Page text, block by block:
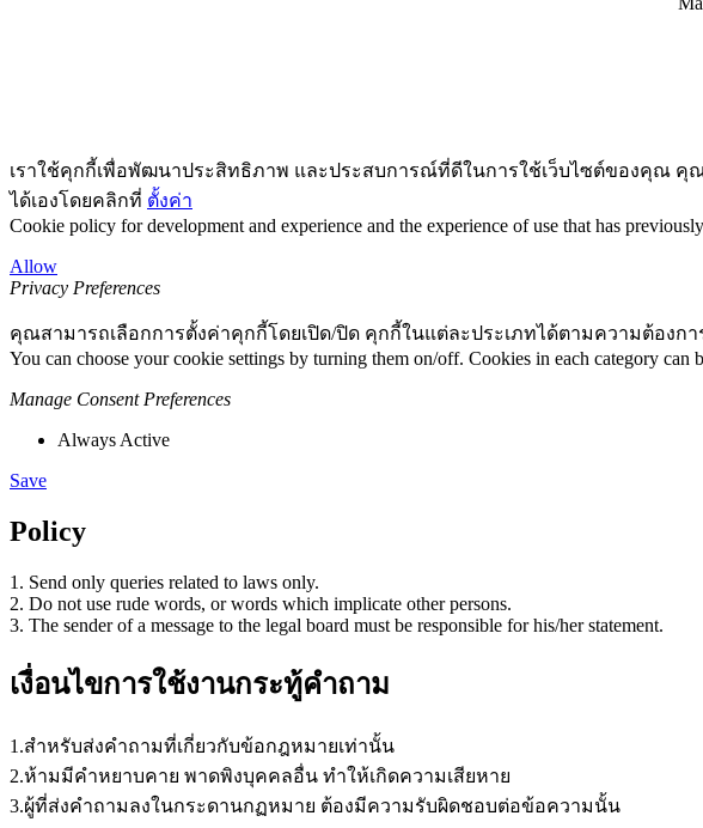
เราใช้คุกกี้เพื่อพัฒนาประสิทธิภาพ และประสบการณ์ที่ดีในการใช้เว็บไซต์ของคุณ คุ
ได้เองโดยคลิกที่ ตั้งค่า
Cookie policy for development and experience and the experience of use that has
Allow
Privacy Preferences
คุณสามารถเลือกการตั้งค่าคุกกี้โดยเปิด/ปิด คุกกี้ในแต่ละประเภทได้ตามความต้องกา
You can choose your cookie settings by turning them on/off. Cookies in each category can
Manage Consent Preferences
Always Active
Save
Policy
1. Send only queries related to laws only.
2. Do not use rude words, or words which implicate other persons.
3. The sender of a message to the legal board must be responsible for his/her statement.
เงื่อนไขการใช้งานกระทู้คำถาม
1.สำหรับส่งคำถามที่เกี่ยวกับข้อกฎหมายเท่านั้น
2.ห้ามมีคำหยาบคาย พาดพิงบุคคลอื่น ทำให้เกิดความเสียหาย
3.ผู้ที่ส่งคำถามลงในกระดานกฏหมาย ต้องมีความรับผิดชอบต่อข้อความนั้น